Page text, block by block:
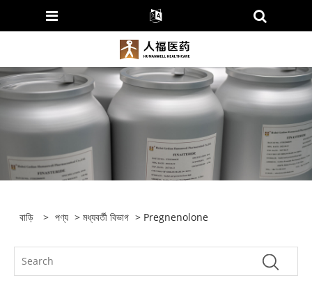
বাড়ি > পণ্য >মধ্যবর্তী বিভাগ > Pregnenolone